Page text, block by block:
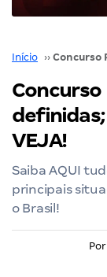
Início ››
Concurso
definidas;
VEJA!
Saiba AQUI
principais
o Brasil!
Por